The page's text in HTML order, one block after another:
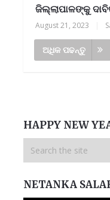
ଜିଲ୍ଲାପାଳଙ୍କୁ
August 21, 2023
ଅଧିକ ପଢନ୍ତୁ
HAPPY NEW
NETANKA